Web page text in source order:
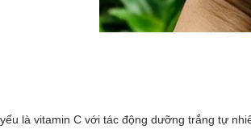
là vitamin C với tác động dưỡng trắng tự